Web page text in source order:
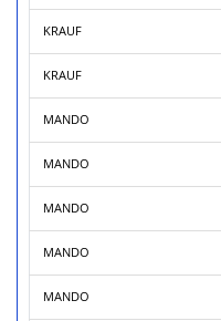
KRAUF
KRAUF
MANDO
MANDO
MANDO
MANDO
MANDO